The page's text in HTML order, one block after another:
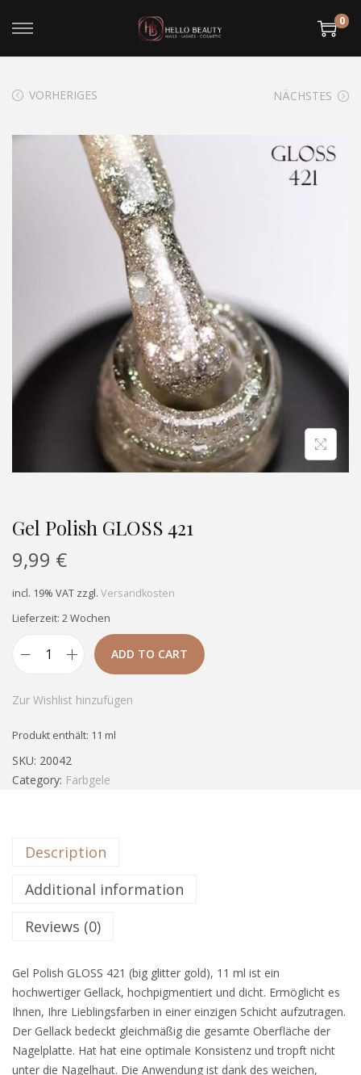
0
VORHERIGES NÄCHSTES
Gel Polish GLOSS 421
9,99 €
incl. 19% VAT zzgl. Versandkosten
Lieferzeit: 2 Wochen
ADD TO CART
Zur Wishlist hinzufügen
Produkt enthält: 11 ml
SKU: 20042
Category: Farbgele
Description
Additional information
Reviews (0)
Gel Polish GLOSS 421 (big glitter gold), 11 ml ist ein
hochwertiger Gellack, hochpigmentiert und dicht. Ermöglicht es
Ihnen, Ihre Lieblingsfarben in einer einzigen Schicht aufzutragen.
Der Gellack bedeckt gleichmäßig die gesamte Oberfläche der
Nagelplatte. Hat hat eine optimale Konsistenz und tropft nicht
unter die Nagelhaut. Die Anwendung ist dank des weichen,